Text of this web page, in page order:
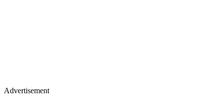
Advertisement